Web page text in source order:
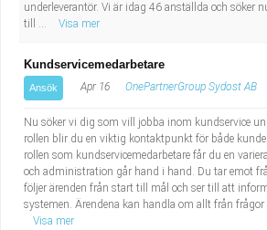
underleverantör. Vi är idag 46 anställda och söker
till ...
Visa mer
Kundservicemedarbetare
Ansök Apr 16 OnePartnerGroup Sydost AB
Nu söker vi dig som vill jobba inom kundservice
rollen blir du en viktig kontaktpunkt för både kunder
rollen som kundservicemedarbetare får du en
och administration går hand i hand. Du tar emot
följer ärenden från start till mål och ser till att
systemen. Ärendena kan handla om allt från
Visa mer